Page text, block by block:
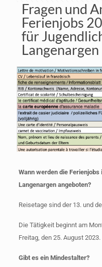
Fragen und
Ferienjobs
für
Langenargen
Wann werden die
Langenargen angeboten?
Reisetage sind der 13. und
Die Tätigkeit beginnt am
Freitag, den 25. August 2023.
Gibt es ein Mindestalter?